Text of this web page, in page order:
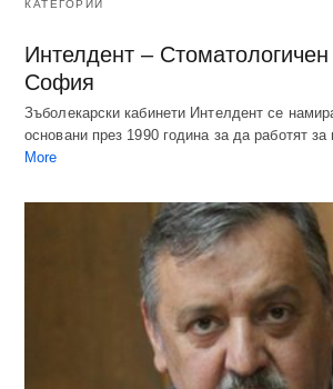
КАТЕГОРИИ
Интелдент – Стоматологичен
София
Зъболекарски кабинети Интелдент се
основани през 1990 година за да работят
More